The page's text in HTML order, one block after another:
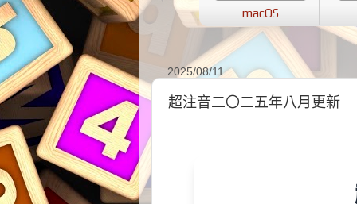
macOS
2025/08/11
超注音二〇二五年八月更新